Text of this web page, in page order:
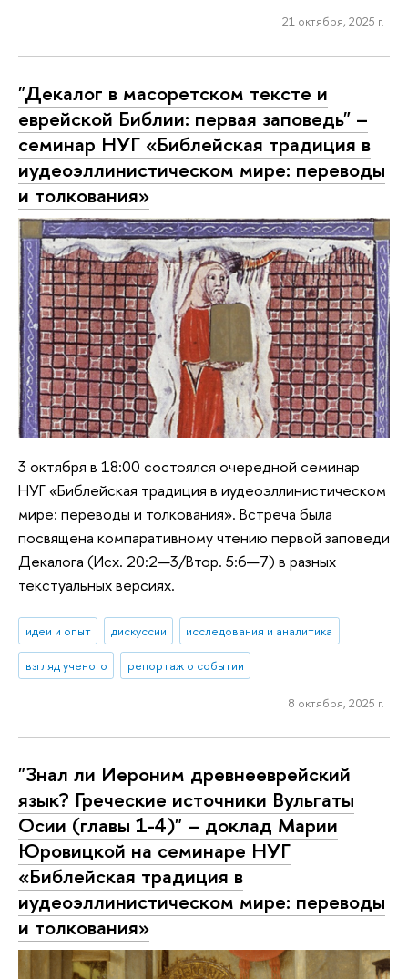
21 октября, 2025 г.
"Декалог в масоретском тексте и
еврейской Библии: первая заповедь" –
семинар НУГ «Библейская традиция в
иудеоэллинистическом мире: переводы
и толкования»
3 октября в 18:00 состоялся очередной семинар
НУГ «Библейская традиция в иудеоэллинистическом
мире: переводы и толкования». Встреча была
посвящена компаративному чтению первой заповеди
Декалога (Исх. 20:2—3/Втор. 5:6—7) в разных
текстуальных версиях.
идеи и опыт дискуссии исследования и аналитика
взгляд ученого репортаж о событии
8 октября, 2025 г.
"Знал ли Иероним древнееврейский
язык? Греческие источники Вульгаты
Осии (главы 1-4)" – доклад Марии
Юровицкой на семинаре НУГ
«Библейская традиция в
иудеоэллинистическом мире: переводы
и толкования»